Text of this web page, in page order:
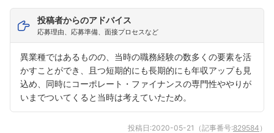
投稿者からのアドバイス
応募理由、応募準備、面接プロセスなど
異業種ではあるものの、当時の職務経験の数多くの要素を活
かすことができ、且つ短期的にも長期的にも年収アップも見
込め、同時にコーポレート・ファイナンスの専門性ややりが
いまでついてくると当時は考えていたため。
投稿日:2020-05-21 （記事番号:829584 ）